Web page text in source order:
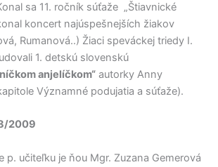
sa 11. ročník súťaže „Štiavnické
koncert najúspešnejších žiakov
Rumanová..) Žiaci speváckej triedy I.
1. detskú slovenskú
anjelíčkom“ autorky Anny
Významné podujatia a súťaže).
2009
p. učiteľku je ňou Mgr. Zuzana Gemerová